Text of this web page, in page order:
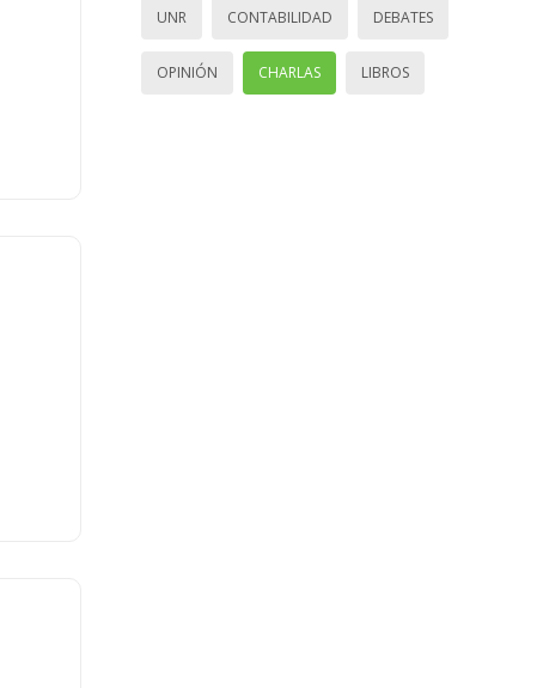
UNR CONTABILIDAD DEBATES
OPINIÓN CHARLAS LIBROS